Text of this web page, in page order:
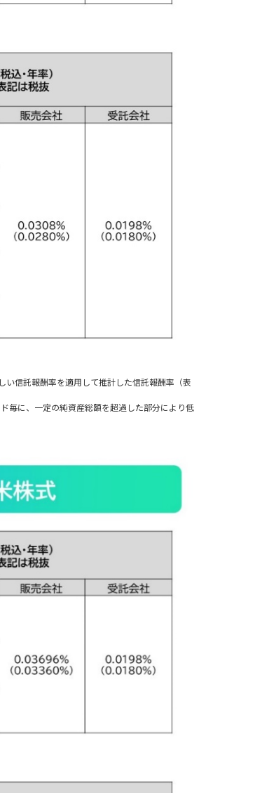
信託報酬率を適用して推計した信託報酬率（表
毎に、一定の純資産総額を超過した部分により低